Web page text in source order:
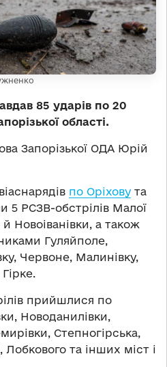
85 ударів по 20
області.
Запорізької ОДА Юрій
по Оріхову та
5 РСЗВ-обстрілів Малої
Новоіванівки, а також
Гуляйполе,
Червоне, Малинівку,
прийшлися по
Новоданилівки,
Степногірська,
Лобкового та інших міст і